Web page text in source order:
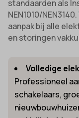
standaarden als
NEN1010/
aanpak bij alle
en storingen
Volledige
Professioneel
schakelaars,